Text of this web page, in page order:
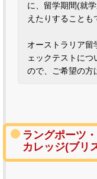
に、留学期間(就
えたりすることも
オーストラリア留
ェックテストに
ので、ご希望の方
ラングポーツ
カレッジ(ブリ